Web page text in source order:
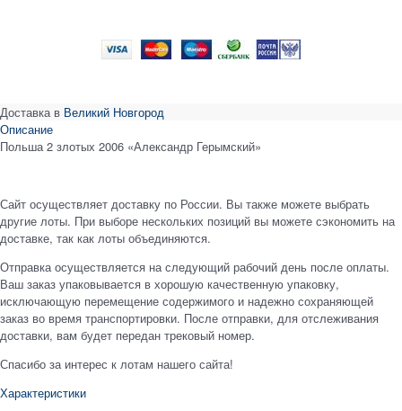
Доставка в Великий Новгород
Описание
Польша 2 злотых 2006 «Александр Герымский»
Сайт осуществляет доставку по России. Вы также можете выбрать
другие лоты. При выборе нескольких позиций вы можете сэкономить на
доставке, так как лоты объединяются.
Отправка осуществляется на следующий рабочий день после оплаты.
Ваш заказ упаковывается в хорошую качественную упаковку,
исключающую перемещение содержимого и надежно сохраняющей
заказ во время транспортировки. После отправки, для отслеживания
доставки, вам будет передан трековый номер.
Спасибо за интерес к лотам нашего сайта!
Характеристики